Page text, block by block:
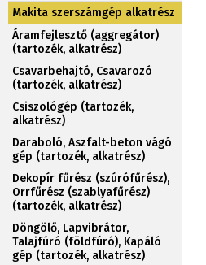
Makita szerszámgép alkatrész
Áramfejlesztő (aggregátor)
(tartozék, alkatrész)
Csavarbehajtó, Csavarozó
(tartozék, alkatrész)
Csiszológép (tartozék,
alkatrész)
Daraboló, Aszfalt-beton vágó
gép (tartozék, alkatrész)
Dekopír fűrész (szúrófűrész),
Orrfűrész (szablyafűrész)
(tartozék, alkatrész)
Döngölő, Lapvibrátor,
Talajfúró (földfúró), Kapáló
gép (tartozék, alkatrész)